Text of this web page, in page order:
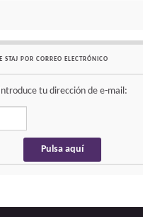
STAJ POR CORREO ELECTRÓNICO
Introduce tu dirección de e-mail: